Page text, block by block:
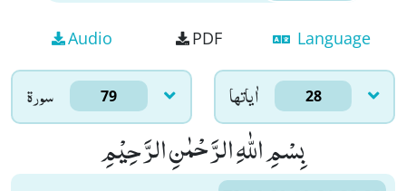
Audio PDF Language
سورۃ 79 اٰياتها 28
بِسْمِ اللّٰهِ الرَّحْمٰنِ الرَّحِیْمِ